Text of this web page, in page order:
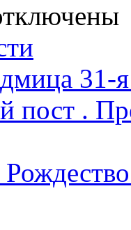
31-я
пост .